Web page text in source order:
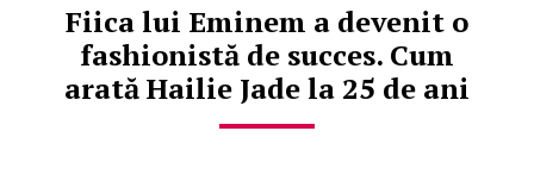
Fiica lui Eminem a devenit o
fashionistă de succes. Cum
arată Hailie Jade la 25 de ani